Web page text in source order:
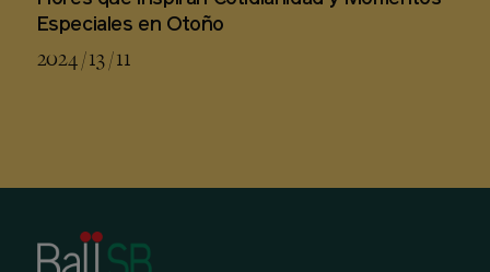
Especiales en Otoño
2024 / 13 / 11